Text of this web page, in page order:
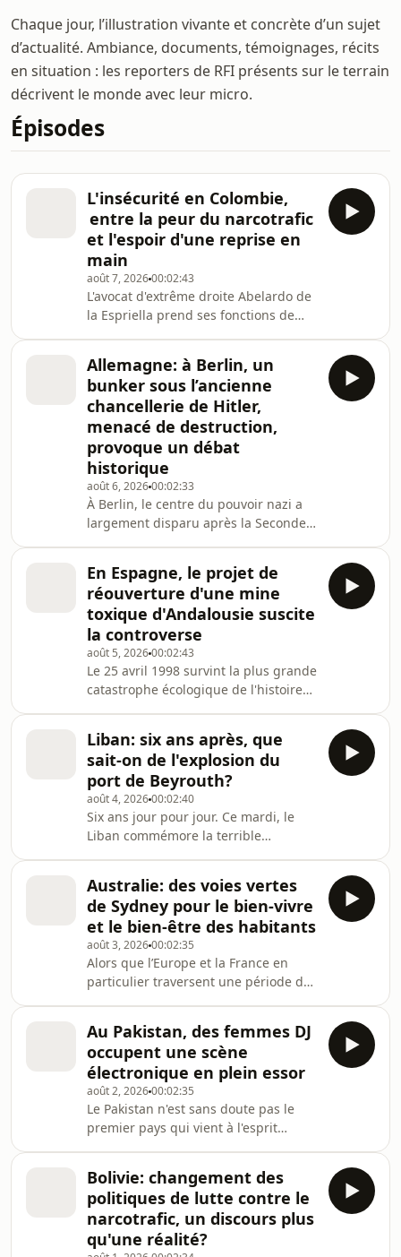
Chaque jour, l’illustration vivante et concrète d’un sujet
d’actualité. Ambiance, documents, témoignages, récits
en situation : les reporters de RFI présents sur le terrain
décrivent le monde avec leur micro.
Épisodes
L'insécurité en Colombie,
entre la peur du narcotrafic
et l'espoir d'une reprise en
main
août 7, 202600:02:43
L'avocat d'extrême droite Abelardo de
la Espriella prend ses fonctions de
ferme contre les groupes armés et les
narcotrafiquants. Dans les zones
rurales, meurtries par la violence de
ces groupes, les habitants attendent
beaucoup de l'État. C'est le cas à
Betulia, dans la région d'Antioquia, où
une école avait dû fermer ses p
Allemagne: à Berlin, un
bunker sous l’ancienne
chancellerie de Hitler,
menacé de destruction,
provoque un débat
historique
août 6, 202600:02:33
À Berlin, le centre du pouvoir nazi a
largement disparu après la Seconde
Hitler, est menacé par un projet
immobilier. Historiens et experts se
mobilisent pour sauver ce vestige qui
pourrait servir de mémorial consacré
au pouvoir nazi. « Le seul élément qui
vous indique que le bunker de Hitler
se tenait ici, c'est ce panneau. C'
En Espagne, le projet de
réouverture d'une mine
toxique d'Andalousie suscite
la controverse
août 5, 202600:02:43
Le 25 avril 1998 survint la plus grande
catastrophe écologique de l'histoire
digue du bassin de décantation
minière se rompt. Résultat : six
millions de mètres cubes de boue
toxique déversés dans le bassin du
fleuve Guadiamar, contaminant 4 600
hectares sur 63 kilomètres. Le
gisement ferma en 2022. L'entreprise
suédoise Bol
Liban: six ans après, que
sait-on de l'explosion du
port de Beyrouth?
août 4, 202600:02:40
Six ans jour pour jour. Ce mardi, le
Liban commémore la terrible
a tué 235 personnes, fait 6 500
blessés et ravagé un tiers de la
capitale libanaise. C’est l’une des plus
grandes explosions non nucléaires de
l’histoire. Après avoir été bloquée
pendant de longues années à cause
de l’hostilité de la classe politique,
l’enquêt
Australie: des voies vertes
de Sydney pour le bien-vivre
et le bien-être des habitants
août 3, 202600:02:35
Alors que l’Europe et la France en
particulier traversent une période de
chaleurs, on tente également de
s’adapter au réchauffement
climatique. C’est notamment le cas de
la ville de Sydney, en Australie, où l’un
des moyens envisagés pour faire
baisser la température, c’est
d’aménager des voies vertes,
autrement dit, des pistes cyclabl
Au Pakistan, des femmes DJ
occupent une scène
électronique en plein essor
août 2, 202600:02:35
Le Pakistan n'est sans doute pas le
premier pays qui vient à l'esprit
la plus grande ville du pays, une
scène « underground » s'est
développée ces dernières années.
Avec une nouveauté : l'arrivée de
Bolivie: changement des
politiques de lutte contre le
narcotrafic, un discours plus
qu'une réalité?